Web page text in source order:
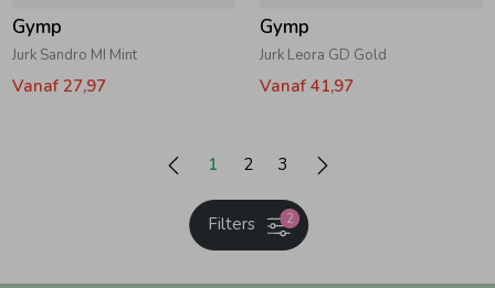
Gymp
Jurk Sandro MI Mint
Vanaf 27,97
Gymp
Jurk Leora GD Gold
Vanaf 41,97
1 2 3
2
Filters